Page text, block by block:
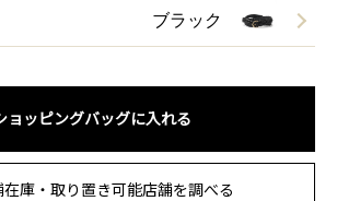
ブラック
ョッピングバッグに入れる
在庫・取り置き可能店舗を調べる